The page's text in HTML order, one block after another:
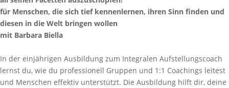
für Menschen, die sich tief kennenlernen, ihren Sinn finden und
diesen in die Welt bringen wollen
mit Barbara Biella
In der einjährigen Ausbildung zum Integralen Aufstellungscoach
lernst du, wie du professionell Gruppen und 1:1 Coachings leitest
und Menschen effektiv unterstützt. Die Ausbildung hilft dir, deine